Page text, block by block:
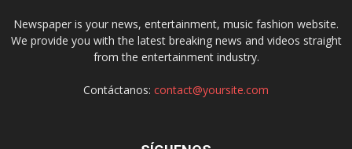
Newspaper is your news, entertainment, music fashion website.
We provide you with the latest breaking news and videos straight
from the entertainment industry.
Contáctanos: contact@yoursite.com